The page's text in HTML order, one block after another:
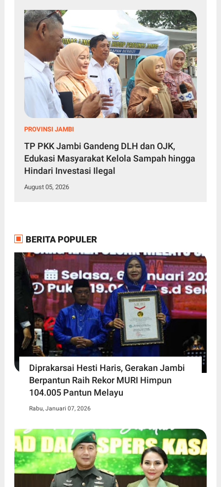
PROVINSI JAMBI
TP PKK Jambi Gandeng DLH dan OJK,
Edukasi Masyarakat Kelola Sampah hingga
Hindari Investasi Ilegal
August 05, 2026
BERITA POPULER
Diprakarsai Hesti Haris, Gerakan Jambi
Berpantun Raih Rekor MURI Himpun
104.005 Pantun Melayu
Rabu, Januari 07, 2026